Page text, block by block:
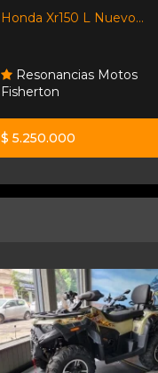
Honda Xr150 L Nuevo...
Resonancias Motos
Fisherton
$ 5.250.000